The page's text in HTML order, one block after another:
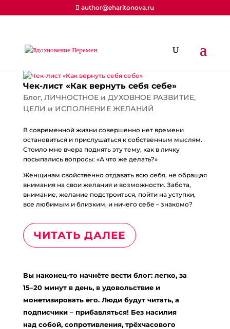
author@eharitonova.ru
Чек-лист «Как вернуть себя себе»
Блог, ЛИЧНОСТНОЕ и ДУХОВНОЕ РАЗВИТИЕ,
ЦЕЛИ и ИСПОЛНЕНИЕ ЖЕЛАНИЙ
В современной жизни совершенно нет времени
остановиться и прислушаться к собственным мыслям.
Стоило мне вчера поднять эту тему, как в личку
посыпались вопросы: «А что же делать?»
Женщинам свойственно отдавать всю себя, не обращая
внимания на свои желания и возможности. Забота,
внимание, желание подстроиться, пойти на уступки,
все любимым и близким, и ничего себе – знакомо?
ЧИТАТЬ ДАЛЕЕ
Вы наконец-то начнёте вести блог: легко, за
15–20 минут в день, в удовольствие и
монетизировать его. Люди будут читать, а
подписчики – прибавляться! Без насилия
над собой, сопротивления, трёхчасового